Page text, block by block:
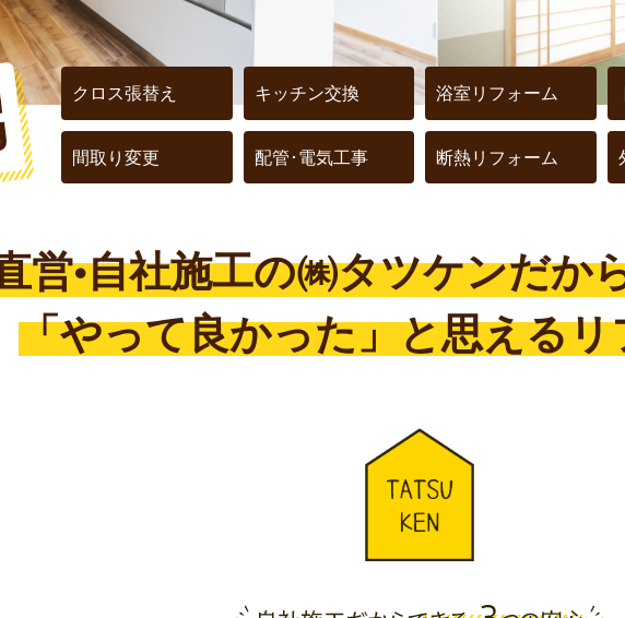
クロス張替え キッチン交換 浴室リフォーム
間取り変更 配管･電気工事 断熱リフォーム
営•自社施工の㈱タツケンだか
「やって良かった」と思えるリ